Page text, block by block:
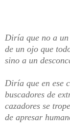
Diría que no a
de un ojo que
sino a un
Diría que en ese
buscadores de
cazadores se
de apresar